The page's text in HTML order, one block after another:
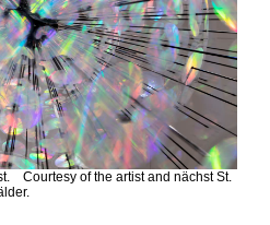
Courtesy of the artist and nächst St.